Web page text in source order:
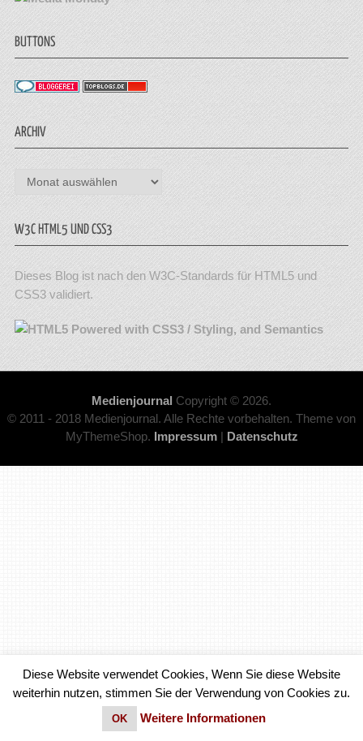
BUTTONS
ARCHIV
Archiv
W3C HTML5 UND CSS3
Dieses Blog ist nach den W3C-Standards für HTML5 und
CSS3 validiert.
Medienjournal Copyright © 2026.
© 2011 - 2018 Medienjournal. Alle Rechte vorbehalten. Theme von
MyThemeShop. Impressum| Datenschutz
Diese Website verwendet Cookies, Wenn Sie diese Website
weiterhin nutzen, stimmen Sie der Verwendung von Cookies zu.
OK Weitere Informationen